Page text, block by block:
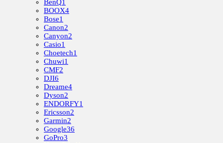
BenQ1
BOOX4
Bose1
Canon2
Canyon2
Casio1
Choetech1
Chuwi1
CMF2
DJI6
Dreame4
Dyson2
ENDORFY1
Ericsson2
Garmin2
Google36
GoPro3